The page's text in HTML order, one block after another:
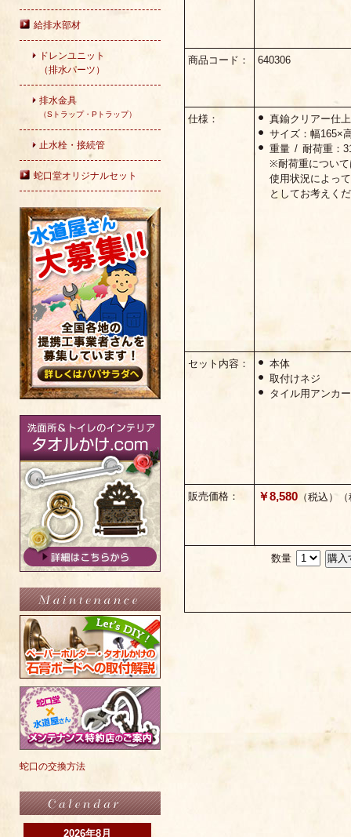
給排水部材
ドレンユニット
（排水パーツ）
排水金具
（Sトラップ・Pトラップ）
止水栓・接続管
蛇口堂オリジナルセット
蛇口の交換方法
2026年8月
商品コード： 640306
仕様：
真鍮クリアー仕
サイズ：幅165×
重量 / 耐荷重：
※耐荷重につい
使用状況によっ
としてお考えく
セット内容：
本体
取付けネジ
タイル用アンカー
販売価格： ￥8,580 （税込）
数量